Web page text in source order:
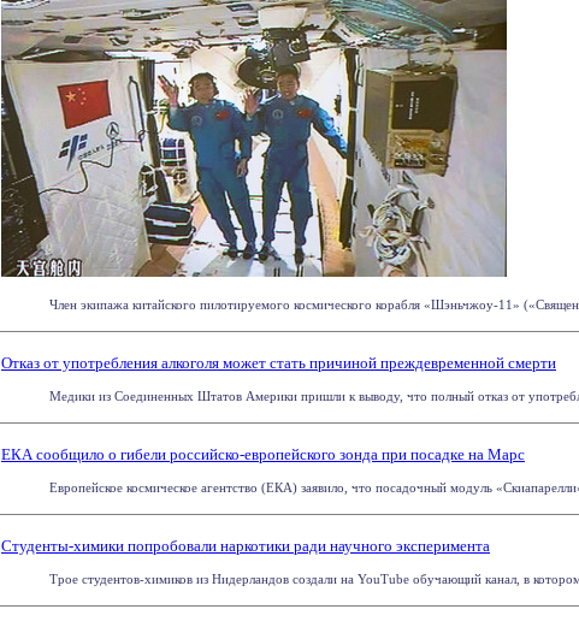
Член экипажа китайского пилотируемого космического корабля «Шэньчжоу-11»
Отказ от употребления алкоголя может стать причиной преждевременной смерти
Медики из Соединенных Штатов Америки пришли к выводу, что полный отказ от
ЕКА сообщило о гибели российско-европейского зонда при посадке на Марс
Европейское космическое агентство (ЕКА) заявило, что посадочный модуль
Студенты-химики попробовали наркотики ради научного эксперимента
Трое студентов-химиков из Нидерландов создали на YouTube обучающий канал, в